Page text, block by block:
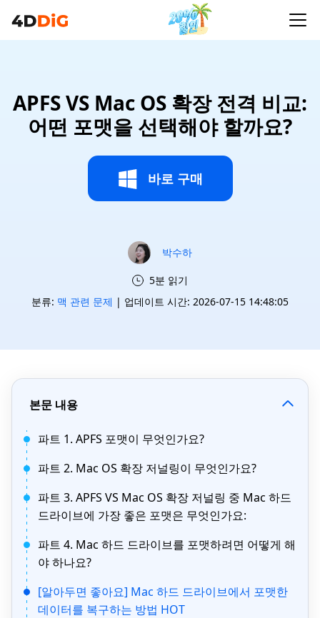
APFS VS Mac OS 확장 전격 비교:
어떤 포맷을 선택해야 할까요?
바로 구매
박수하
5분 읽기
분류: 맥 관련 문제 | 업데이트 시간: 2026-07-15 14:48:05
본문 내용
파트 1. APFS 포맷이 무엇인가요?
파트 2. Mac OS 확장 저널링이 무엇인가요?
파트 3. APFS VS Mac OS 확장 저널링 중 Mac 하드
드라이브에 가장 좋은 포맷은 무엇인가요:
파트 4. Mac 하드 드라이브를 포맷하려면 어떻게 해
야 하나요?
[알아두면 좋아요] Mac 하드 드라이브에서 포맷한
데이터를 복구하는 방법 HOT